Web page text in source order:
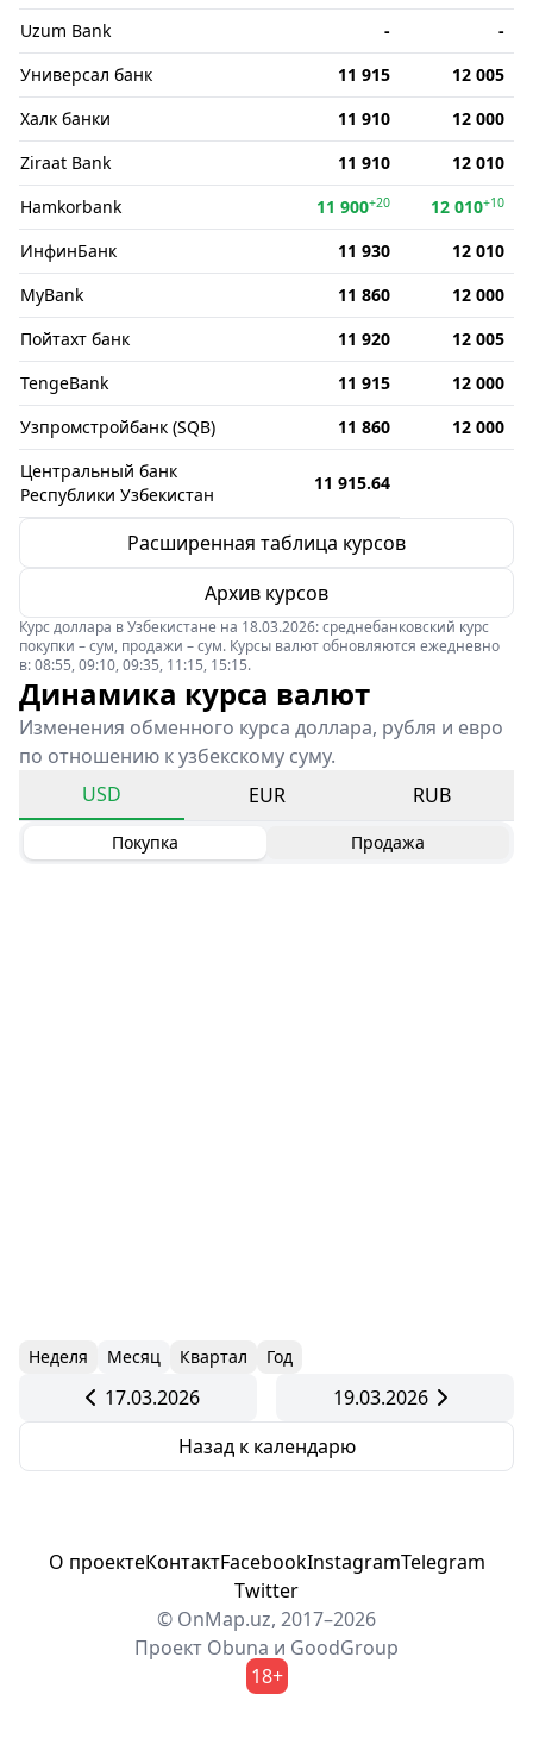
Uzum Bank -
-
Универсал банк
11 915
12 005
Халк банки
11 910
12 000
Ziraat Bank
11 910
12 010
Hamkorbank
11 900+20 12 010+10
ИнфинБанк 11 930
12 010
MyBank
11 860
12 000
Пойтахт банк
11 920
12 005
TengeBank
11 915
12 000
Узпромстройбанк (SQB)
11 860
12 000
Центральный банк
Республики Узбекистан
11 915.64
Расширенная таблица курсов
Архив курсов
Курс доллара в Узбекистане на 18.03.2026: среднебанковский курс
покупки – сум, продажи – сум. Курсы валют обновляются ежедневно
в: 08:55, 09:10, 09:35, 11:15, 15:15.
Динамика курса валют
Изменения обменного курса доллара, рубля и евро
по отношению к узбекскому суму.
USD
EUR RUB
Покупка Продажа
Неделя Месяц Квартал Год
17.03.2026
19.03.2026
Назад к календарю
О проектеКонтактFacebookInstagramTelegram
Twitter
© OnMap.uz, 2017–2026
Проект Obuna и GoodGroup
18+